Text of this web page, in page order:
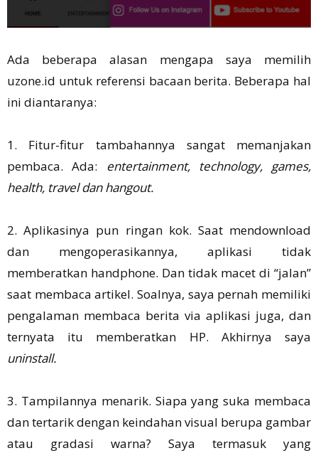
Ada beberapa alasan mengapa saya memilih
uzone.id untuk referensi bacaan berita. Beberapa hal
ini diantaranya:
1. Fitur-fitur tambahannya sangat memanjakan
pembaca. Ada:
entertainment, technology, games,
health, travel dan hangout.
2. Aplikasinya pun ringan kok. Saat mendownload
dan mengoperasikannya, aplikasi tidak
memberatkan handphone. Dan tidak macet di “jalan”
saat membaca artikel. Soalnya, saya pernah memiliki
pengalaman membaca berita via aplikasi juga, dan
ternyata itu memberatkan HP. Akhirnya saya
uninstall.
3. Tampilannya menarik. Siapa yang suka membaca
dan tertarik dengan keindahan visual berupa gambar
atau gradasi warna? Saya termasuk yang